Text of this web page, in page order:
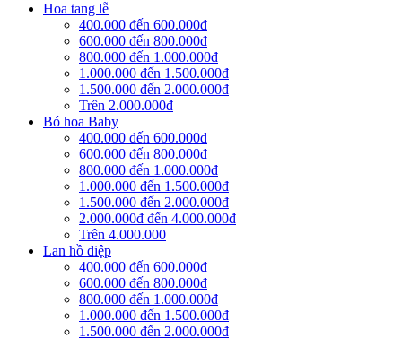
Hoa tang lễ
400.000 đến 600.000đ
600.000 đến 800.000đ
800.000 đến 1.000.000đ
1.000.000 đến 1.500.000đ
1.500.000 đến 2.000.000đ
Trên 2.000.000đ
Bó hoa Baby
400.000 đến 600.000đ
600.000 đến 800.000đ
800.000 đến 1.000.000đ
1.000.000 đến 1.500.000đ
1.500.000 đến 2.000.000đ
2.000.000đ đến 4.000.000đ
Trên 4.000.000
Lan hồ điệp
400.000 đến 600.000đ
600.000 đến 800.000đ
800.000 đến 1.000.000đ
1.000.000 đến 1.500.000đ
1.500.000 đến 2.000.000đ